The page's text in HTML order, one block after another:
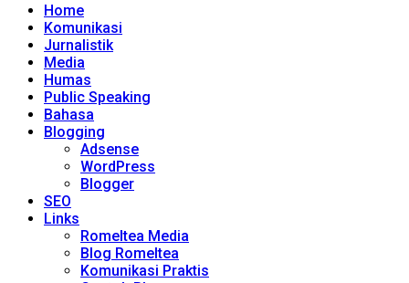
Home
Komunikasi
Jurnalistik
Media
Humas
Public Speaking
Bahasa
Blogging
Adsense
WordPress
Blogger
SEO
Links
Romeltea Media
Blog Romeltea
Komunikasi Praktis